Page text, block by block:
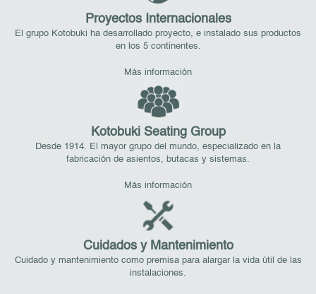
Proyectos Internacionales
El grupo Kotobuki ha desarrollado proyecto, e instalado sus productos
en los 5 continentes.
Más información
Kotobuki Seating Group
Desde 1914. El mayor grupo del mundo, especializado en la
fabricación de asientos, butacas y sistemas.
Más información
Cuidados y Mantenimiento
Cuidado y mantenimiento como premisa para alargar la vida útil de las
instalaciones.